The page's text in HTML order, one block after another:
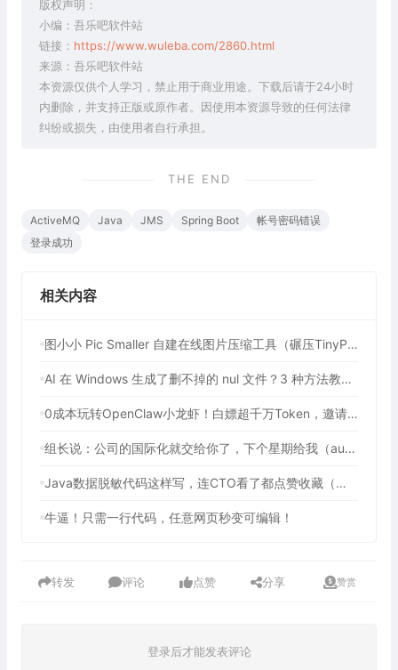
版权声明：
小编：吾乐吧软件站
链接： https://www.wuleba.com/2860.html
来源：吾乐吧软件站
本资源仅供个人学习，禁止用于商业用途。下载后请于24小时
内删除，并支持正版或原作者。因使用本资源导致的任何法律
纠纷或损失，由使用者自行承担。
THE END
ActiveMQ Java JMS Spring Boot
帐号密码错误
登录成功
相关内容
图小小 Pic Smaller 自建在线图片压缩工具（碾压TinyPNG！90%开发者不知道的免费图像压缩利器）
AI 在 Windows 生成了删不掉的 nul 文件？3 种方法教你强制删除
0成本玩转OpenClaw小龙虾！白嫖超千万Token，邀请好友最高可享百亿Token，2年内有效（包含腾讯、七牛云等多个平台活动）
组长说：公司的国际化就交给你了，下个星期给我（auto-i18n-translation-plugins 前端全自动国际化插件）
Java数据脱敏代码这样写，连CTO看了都点赞收藏（提供3种方法解决数据脱敏问题）
牛逼！只需一行代码，任意网页秒变可编辑！
转发 评论 点赞 分享 赞赏
登录后才能发表评论